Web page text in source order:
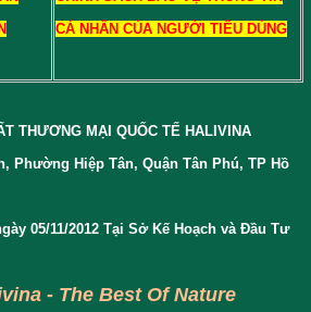
CÁ NHÂN CỦA NGƯỜI TIÊU DÙNG
THƯƠNG MẠI QUỐC TẾ HALIVINA
Phường Hiệp Tân, Quận Tân Phú, TP Hồ
05/11/2012 Tại Sở Kế Hoạch và Đầu Tư